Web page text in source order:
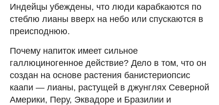
Индейцы убеждены, что люди карабкаются по
стеблю лианы вверх на небо или спускаются в
преисподнюю.
Почему напиток имеет сильное
галлюциногенное действие? Дело в том, что он
создан на основе растения банистериопсис
каапи — лианы, растущей в джунглях Северной
Америки, Перу, Эквадоре и Бразилии и